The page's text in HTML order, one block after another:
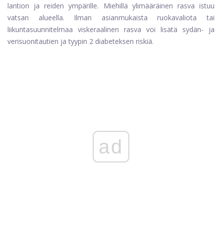
lantion ja reiden ympärille. Miehillä ylimääräinen rasva istuu
vatsan alueella. Ilman asianmukaista ruokavaliota tai
liikuntasuunnitelmaa viskeraalinen rasva voi lisätä sydän- ja
verisuonitautien ja tyypin 2 diabeteksen riskiä.
ad